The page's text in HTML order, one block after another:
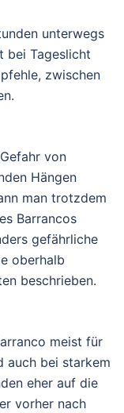
unterwegs
bei Tageslicht
zwischen
von
Hängen
man trotzdem
Barrancos
gefährliche
oberhalb
beschrieben.
meist für
auch bei starkem
eher auf die
vorher nach